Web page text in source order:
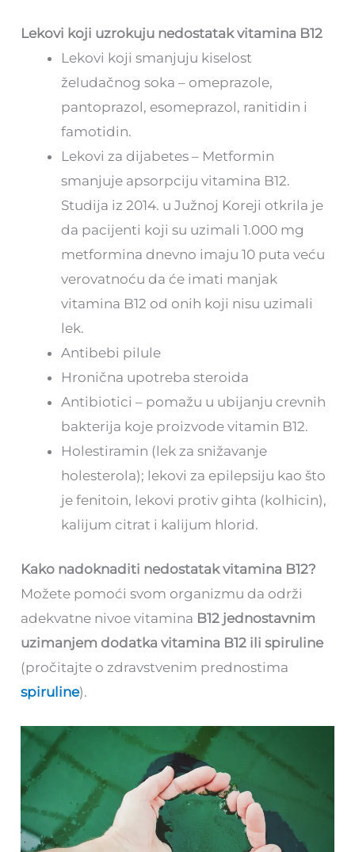
Lekovi koji uzrokuju nedostatak vitamina B12
Lekovi koji smanjuju kiselost
želudačnog soka – omeprazole,
pantoprazol, esomeprazol, ranitidin i
famotidin.
Lekovi za dijabetes – Metformin
smanjuje apsorpciju vitamina B12.
Studija iz 2014. u Južnoj Koreji otkrila je
da pacijenti koji su uzimali 1.000 mg
metformina dnevno imaju 10 puta veću
verovatnoću da će imati manjak
vitamina B12 od onih koji nisu uzimali
lek.
Antibebi pilule
Hronična upotreba steroida
Antibiotici – pomažu u ubijanju crevnih
bakterija koje proizvode vitamin B12.
Holestiramin (lek za snižavanje
holesterola); lekovi za epilepsiju kao što
je fenitoin, lekovi protiv gihta (kolhicin),
kalijum citrat i kalijum hlorid.
Kako nadoknaditi nedostatak vitamina B12?
Možete pomoći svom organizmu da održi
adekvatne nivoe vitamina B12 jednostavnim
uzimanjem dodatka vitamina B12 ili spiruline
(pročitajte o zdravstvenim prednostima
spiruline).